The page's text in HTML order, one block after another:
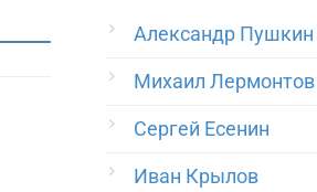
Александр Пушкин
Михаил Лермонтов
Сергей Есенин
Иван Крылов